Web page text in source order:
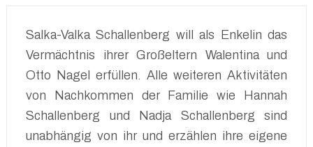
Salka-Valka Schallenberg will als Enkelin das
Vermächtnis ihrer Großeltern Walentina und
Otto Nagel erfüllen. Alle weiteren Aktivitäten
von Nachkommen der Familie wie Hannah
Schallenberg und Nadja Schallenberg sind
unabhängig von ihr und erzählen ihre eigene